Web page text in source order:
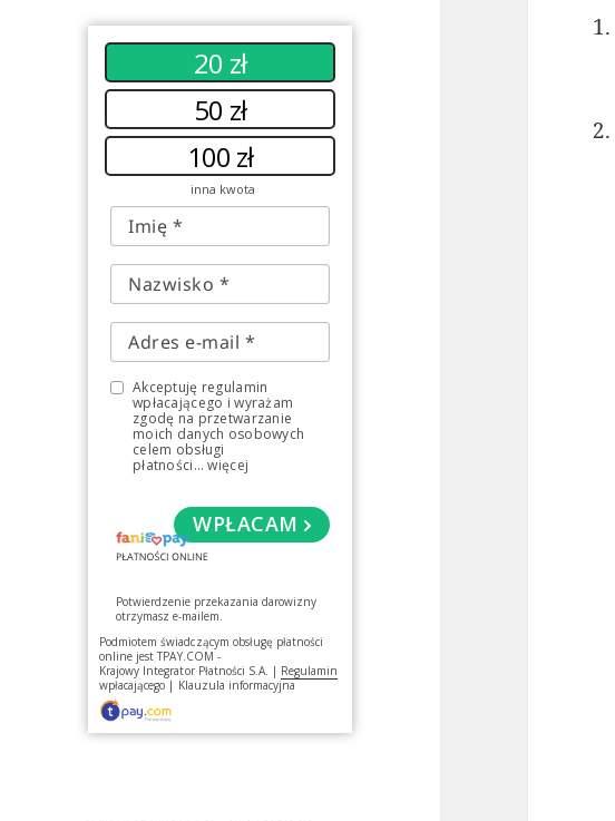
20 zł
50 zł
100 zł
inna kwota
Akceptuję regulamin
wpłacającego i wyrażam
zgodę na przetwarzanie
moich danych osobowych
celem obsługi
płatności... więcej
WPŁACAM
Potwierdzenie przekazania darowizny
otrzymasz e-mailem.
Podmiotem świadczącym obsługę płatności
online jestTPAY.COM -
Krajowy Integrator Płatności S.A. | Regulamin
wpłacającego | Klauzula informacyjna